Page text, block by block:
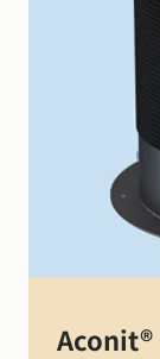
Aconit®